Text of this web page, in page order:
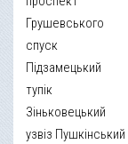
Грушевського
спуск
Підзамецький
тупік
Зіньковецький
узвіз Пушкінський